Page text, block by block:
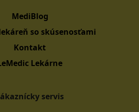
MediBlog
so skúsenosťami
Kontakt
Lekárne
servis